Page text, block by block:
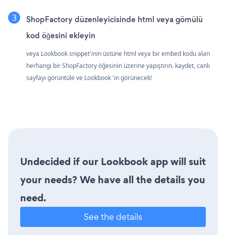
ShopFactory düzenleyicisinde html veya gömülü
kod öğesini ekleyin
veya Lookbook snippet'inin üstüne html veya bir embed kodu alan
herhangi bir ShopFactory öğesinin üzerine yapıştırın. kaydet, canlı
sayfayı görüntüle ve Lookbook 'in görünecek!
Undecided if our Lookbook app will suit
your needs? We have all the details you
need.
See the details